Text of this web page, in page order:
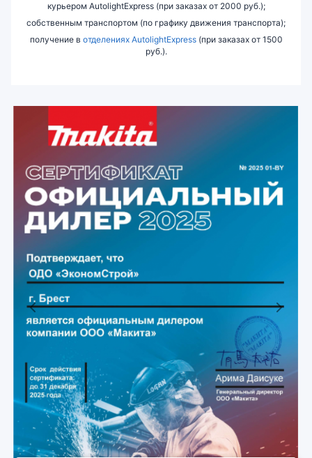
курьером AutolightExpress (при заказах от 2000 руб.);
собственным транспортом (по графику движения транспорта);
получение в отделениях AutolightExpress(при заказах от 1500
руб.).
Previous Next